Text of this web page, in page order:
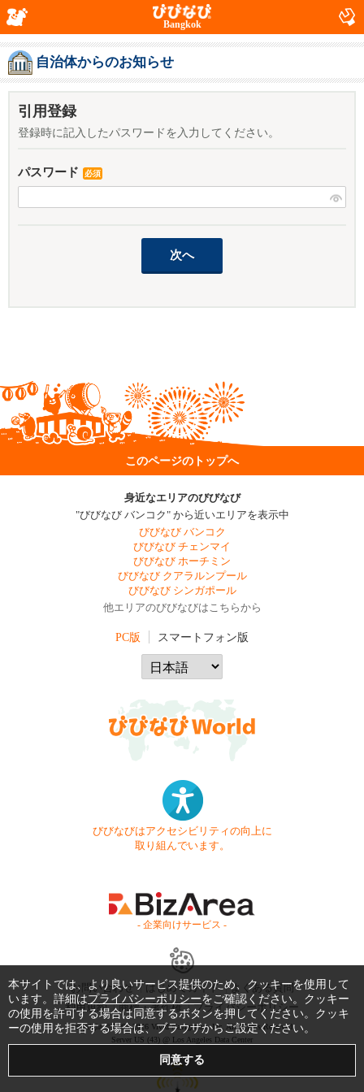
Bangkok
自治体からのお知らせ
引用登録
登録時に記入したパスワードを入力してください。
パスワード 必須
このページのトップへ
身近なエリアのびびなび
"びびなび バンコク" から近いエリアを表示中
びびなび バンコク
びびなび チェンマイ
びびなび ホーチミン
びびなび クアラルンプール
びびなび シンガポール
他エリアのびびなびはこちらから
PC版 スマートフォン版
びびなびはアクセシビリティの向上に
取り組んでいます。
- 企業向けサービス -
お問い合わせ はじめてガイド
よくある質問
利用規約
商標・著作権 プライバシーポリシー
Copyright © 1999-2026 Vivid Navigation, Inc. All Rights Reserved.
Server US (43) @ Los Angeles Data Center
本サイトでは、より良いサービス提供のため、クッキーを使用して
います。詳細はプライバシーポリシーをご確認ください。クッキー
の使用を許可する場合は同意するボタンを押してください。クッキ
ーの使用を拒否する場合は、ブラウザからご設定ください。